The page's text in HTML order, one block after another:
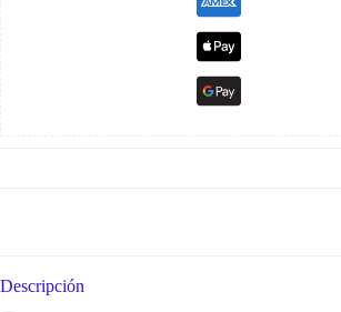
Descripción